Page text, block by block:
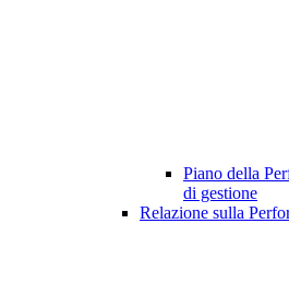
Piano della
di gestione
Relazione sulla